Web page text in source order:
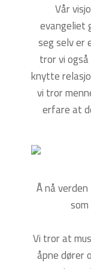
Vår
evangeliet
seg selv er
tror vi
knytte
vi tror
erfare at
Å nå
Vi tror at
åpne dører